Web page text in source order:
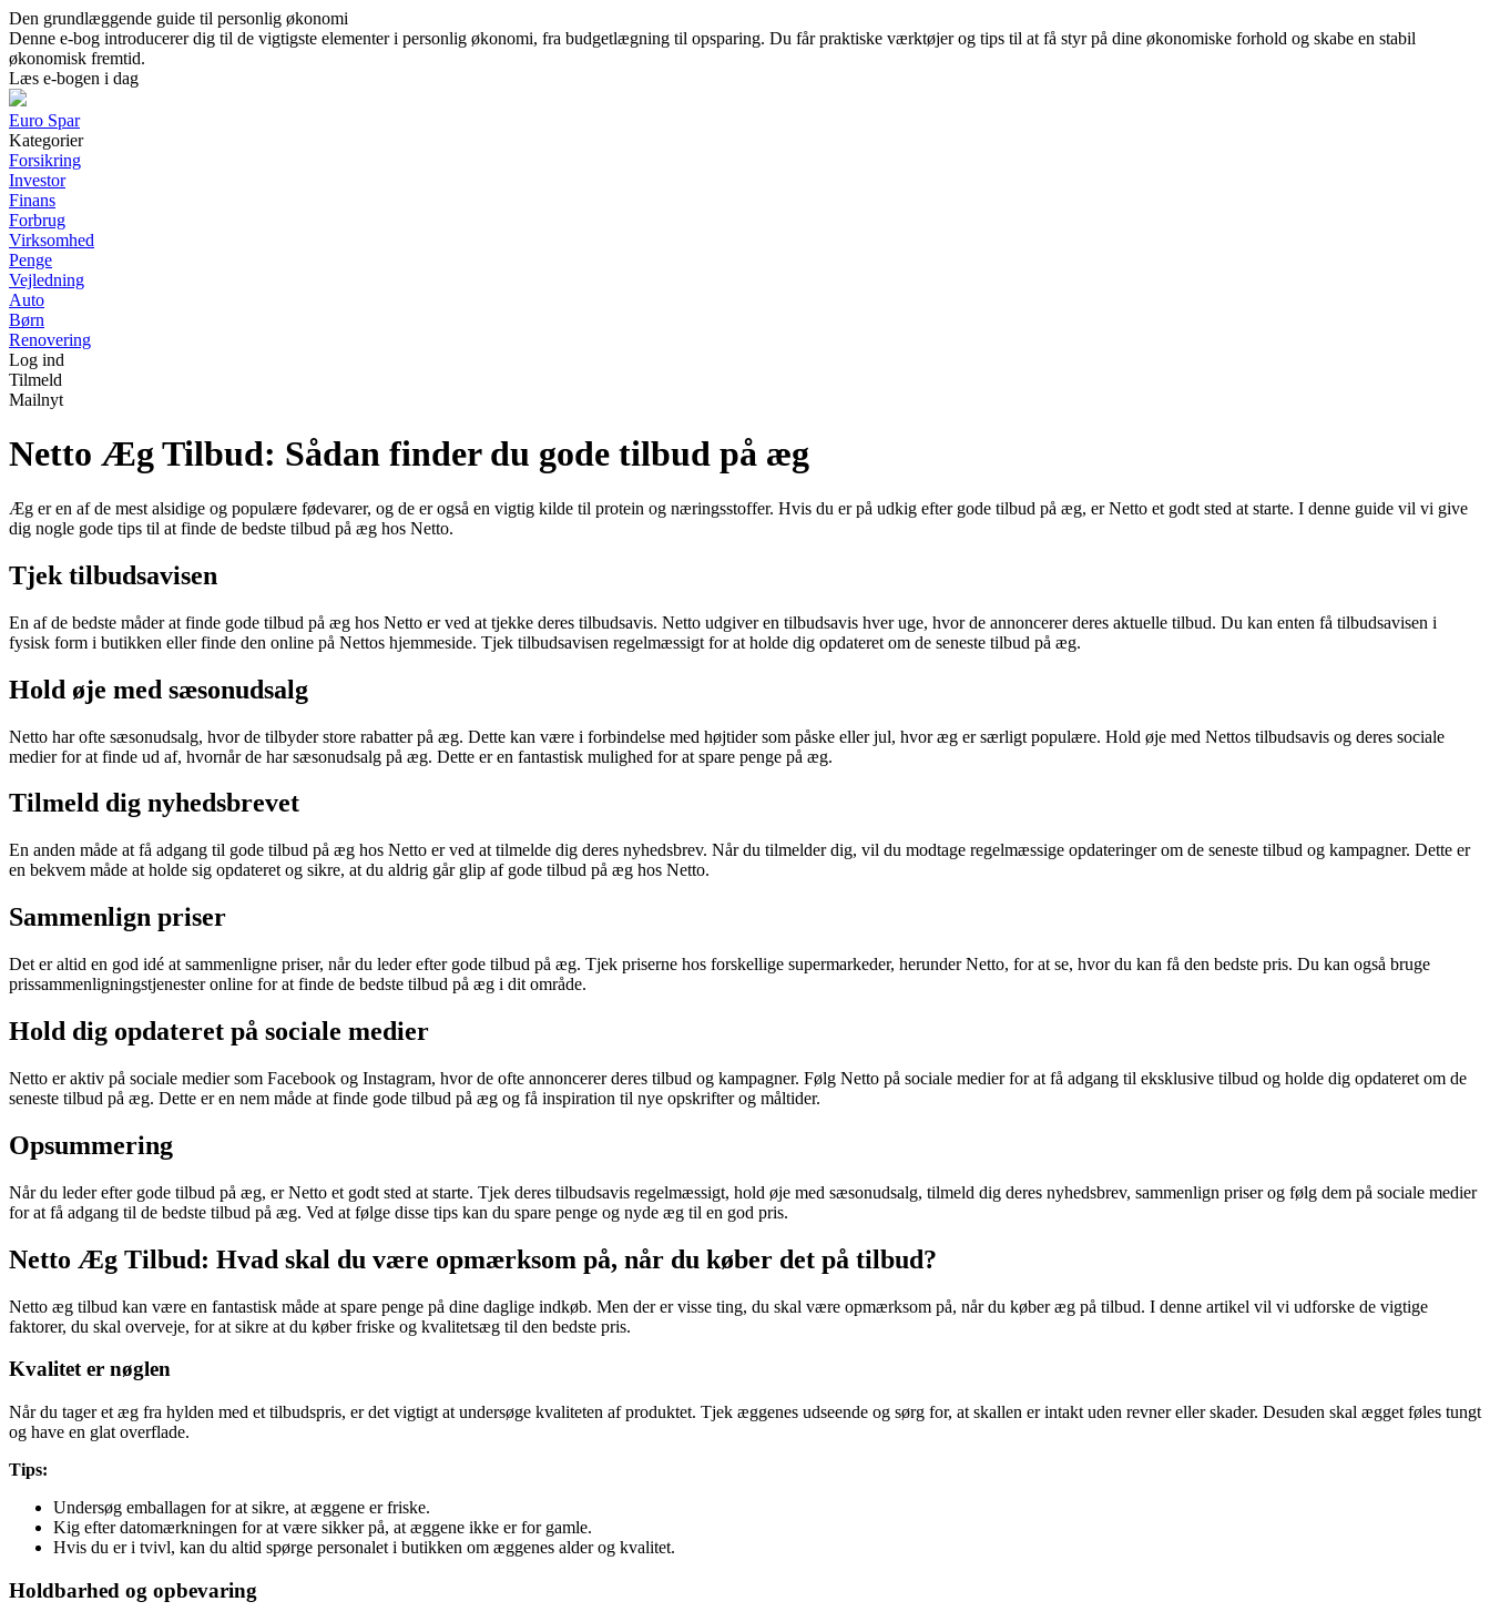
Den grundlæggende guide til personlig økonomi
Denne e-bog introducerer dig til de vigtigste elementer i personlig økonomi, fra budgetlægning til opsparing. Du får praktiske værktøjer og tips til at få styr på dine økonomiske forhold og skabe en stabil
økonomisk fremtid.
Læs e-bogen i dag
Euro Spar
Kategorier
Forsikring
Investor
Finans
Forbrug
Virksomhed
Penge
Vejledning
Auto
Børn
Renovering
Log ind
Tilmeld
Mailnyt
Netto Æg Tilbud: Sådan finder du gode tilbud på æg
Æg er en af de mest alsidige og populære fødevarer, og de er også en vigtig kilde til protein og næringsstoffer. Hvis du er på udkig efter gode tilbud på æg, er Netto et godt sted at starte. I denne guide vil vi give
dig nogle gode tips til at finde de bedste tilbud på æg hos Netto.
Tjek tilbudsavisen
En af de bedste måder at finde gode tilbud på æg hos Netto er ved at tjekke deres tilbudsavis. Netto udgiver en tilbudsavis hver uge, hvor de annoncerer deres aktuelle tilbud. Du kan enten få tilbudsavisen i
fysisk form i butikken eller finde den online på Nettos hjemmeside. Tjek tilbudsavisen regelmæssigt for at holde dig opdateret om de seneste tilbud på æg.
Hold øje med sæsonudsalg
Netto har ofte sæsonudsalg, hvor de tilbyder store rabatter på æg. Dette kan være i forbindelse med højtider som påske eller jul, hvor æg er særligt populære. Hold øje med Nettos tilbudsavis og deres sociale
medier for at finde ud af, hvornår de har sæsonudsalg på æg. Dette er en fantastisk mulighed for at spare penge på æg.
Tilmeld dig nyhedsbrevet
En anden måde at få adgang til gode tilbud på æg hos Netto er ved at tilmelde dig deres nyhedsbrev. Når du tilmelder dig, vil du modtage regelmæssige opdateringer om de seneste tilbud og kampagner. Dette er
en bekvem måde at holde sig opdateret og sikre, at du aldrig går glip af gode tilbud på æg hos Netto.
Sammenlign priser
Det er altid en god idé at sammenligne priser, når du leder efter gode tilbud på æg. Tjek priserne hos forskellige supermarkeder, herunder Netto, for at se, hvor du kan få den bedste pris. Du kan også bruge
prissammenligningstjenester online for at finde de bedste tilbud på æg i dit område.
Hold dig opdateret på sociale medier
Netto er aktiv på sociale medier som Facebook og Instagram, hvor de ofte annoncerer deres tilbud og kampagner. Følg Netto på sociale medier for at få adgang til eksklusive tilbud og holde dig opdateret om de
seneste tilbud på æg. Dette er en nem måde at finde gode tilbud på æg og få inspiration til nye opskrifter og måltider.
Opsummering
Når du leder efter gode tilbud på æg, er Netto et godt sted at starte. Tjek deres tilbudsavis regelmæssigt, hold øje med sæsonudsalg, tilmeld dig deres nyhedsbrev, sammenlign priser og følg dem på sociale medier
for at få adgang til de bedste tilbud på æg. Ved at følge disse tips kan du spare penge og nyde æg til en god pris.
Netto Æg Tilbud: Hvad skal du være opmærksom på, når du køber det på tilbud?
Netto æg tilbud kan være en fantastisk måde at spare penge på dine daglige indkøb. Men der er visse ting, du skal være opmærksom på, når du køber æg på tilbud. I denne artikel vil vi udforske de vigtige
faktorer, du skal overveje, for at sikre at du køber friske og kvalitetsæg til den bedste pris.
Kvalitet er nøglen
Når du tager et æg fra hylden med et tilbudspris, er det vigtigt at undersøge kvaliteten af ​​produktet. Tjek æggenes udseende og sørg for, at skallen er intakt uden revner eller skader. Desuden skal ægget føles tungt
og have en glat overflade.
Tips:
Undersøg emballagen for at sikre, at æggene er friske.
Kig efter datomærkningen for at være sikker på, at æggene ikke er for gamle.
Hvis du er i tvivl, kan du altid spørge personalet i butikken om æggenes alder og kvalitet.
Holdbarhed og opbevaring